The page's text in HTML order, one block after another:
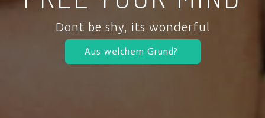
Dont be shy, its wonderful
Aus welchem Grund?